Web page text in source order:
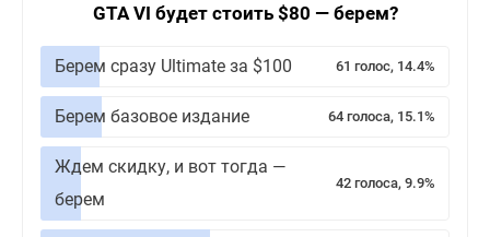
GTA VI будет стоить $80 — берем?
Берем сразу Ultimate за $100 61 голос, 14.4%
Берем базовое издание 64 голоса, 15.1%
Ждем скидку, и вот тогда —
берем
42 голоса, 9.9%